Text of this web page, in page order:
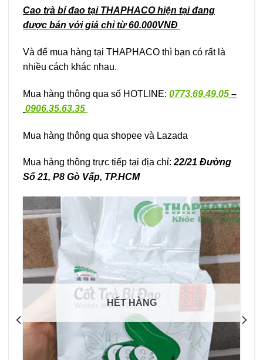
Cao trà bí đao tại THAPHACO hiện tại đang
được bán với giá chỉ từ 60.000VNĐ
Và để mua hàng tại THAPHACO thì bạn có rất là
nhiều cách khác nhau.
Mua hàng thông qua số HOTLINE: 0773.69.49.05 –
0906.35.63.35
Mua hàng thông qua shopee và Lazada
Mua hàng thông trực tiếp tại địa chỉ: 22/21 Đường
Số 21, P8 Gò Vấp, TP.HCM
HẾT HÀNG